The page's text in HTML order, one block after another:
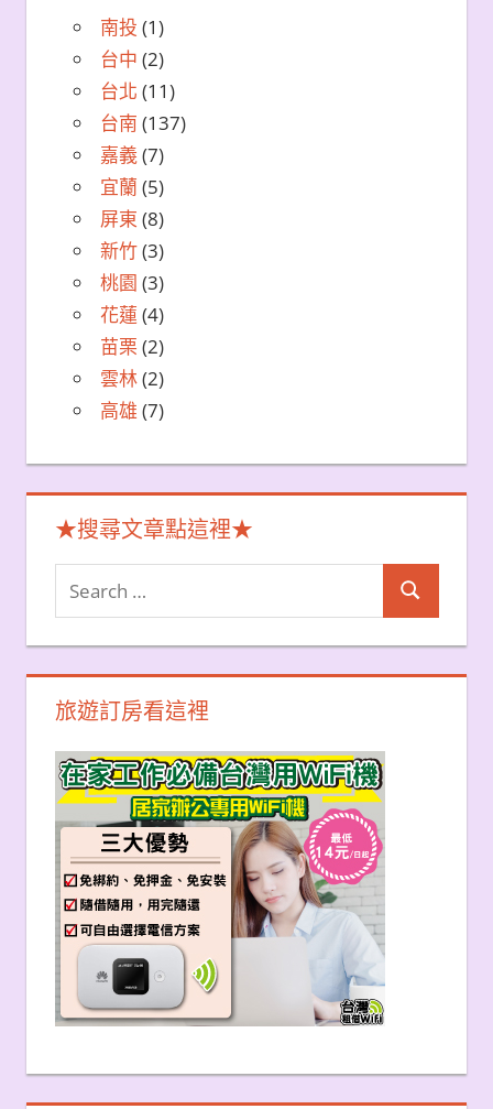
南投 (1)
台中 (2)
台北 (11)
台南 (137)
嘉義(7)
宜蘭 (5)
屏東 (8)
新竹(3)
桃園 (3)
花蓮 (4)
苗栗 (2)
雲林(2)
高雄 (7)
★搜尋文章點這裡★
Search
旅遊訂房看這裡